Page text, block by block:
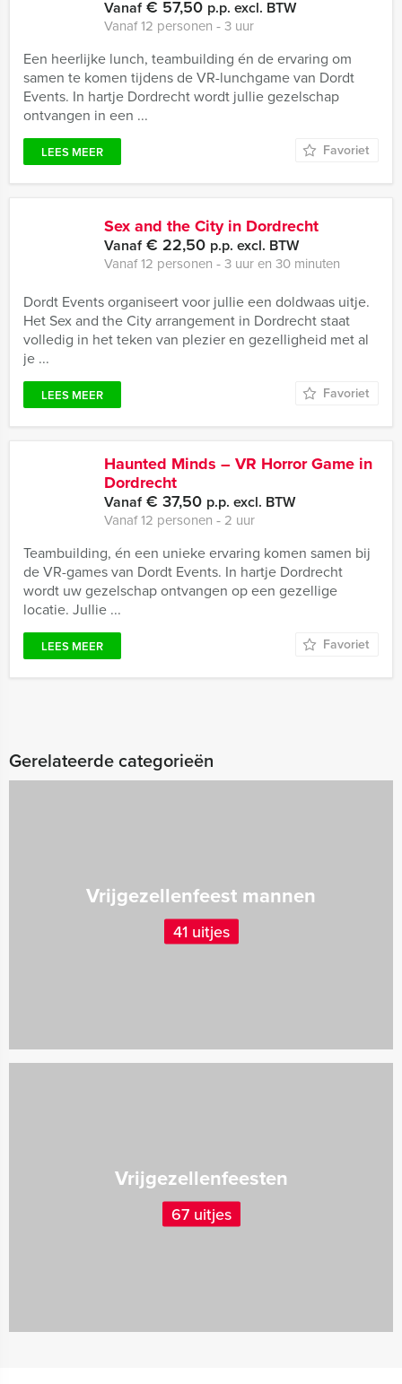
Vanaf€ 57,50 p.p. excl. BTW
Vanaf 12 personen ‐ 3 uur
Een heerlijke lunch, teambuilding én de ervaring om
samen te komen tijdens de VR-lunchgame van Dordt
Events. In hartje Dordrecht wordt jullie gezelschap
ontvangen in een ...
LEES MEER Favoriet
Sex and the City in Dordrecht
Vanaf€ 22,50 p.p. excl. BTW
Vanaf 12 personen ‐ 3 uur en 30 minuten
Dordt Events organiseert voor jullie een doldwaas uitje.
Het Sex and the City arrangement in Dordrecht staat
volledig in het teken van plezier en gezelligheid met al
je ...
LEES MEER Favoriet
Haunted Minds – VR Horror Game in
Dordrecht
Vanaf€ 37,50 p.p. excl. BTW
Vanaf 12 personen ‐ 2 uur
Teambuilding, én een unieke ervaring komen samen bij
de VR-games van Dordt Events. In hartje Dordrecht
wordt uw gezelschap ontvangen op een gezellige
locatie. Jullie ...
LEES MEER Favoriet
Gerelateerde categorieën
Vrijgezellenfeest mannen
41 uitjes
Vrijgezellenfeesten
67 uitjes